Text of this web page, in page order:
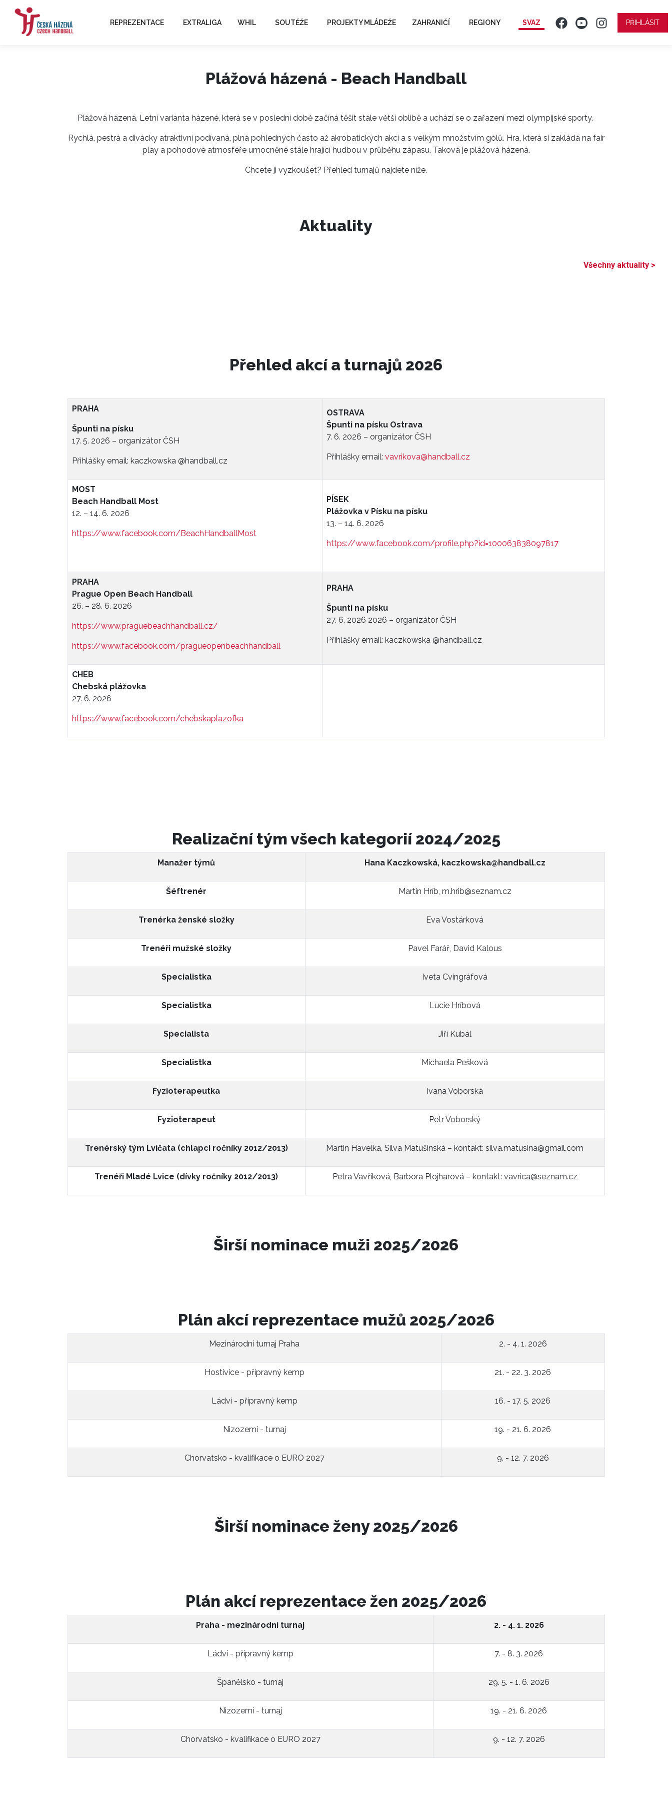
REPREZENTACE EXTRALIGA WHIL SOUTĚŽE PROJEKTY MLÁDEŽE ZAHRANIČÍ REGIONY SVAZ PŘIHLÁSIT
Plážová házená - Beach Handball
Plážová házená. Letní varianta házené, která se v poslední době začíná těšit stále větší oblibě a uchází se o zařazení mezi olympijské sporty.
Rychlá, pestrá a divácky atraktivní podívaná, plná pohledných často až akrobatických akcí a s velkým množstvím gólů. Hra, která si zakládá na fair
play a pohodové atmosféře umocněné stále hrající hudbou v průběhu zápasu. Taková je plážová házená.
Chcete ji vyzkoušet? Přehled turnajů najdete níže.
Aktuality
Všechny aktuality >
Přehled akcí a turnajů 2026
PRAHA
Špunti na písku
17. 5. 2026 – organizátor ČSH
Přihlášky email: kaczkowska @handball.cz
OSTRAVA
Špunti na písku Ostrava
7. 6. 2026 – organizátor ČSH
Přihlášky email: vavrikova@handball.cz
MOST
Beach Handball Most
12. – 14. 6. 2026
https://www.facebook.com/BeachHandballMost
PÍSEK
Plážovka v Písku na písku
13. – 14. 6. 2026
https://www.facebook.com/profile.php?id=100063838097817
PRAHA
Prague Open Beach Handball
26. – 28. 6. 2026
https://www.praguebeachhandball.cz/
https://www.facebook.com/pragueopenbeachhandball
PRAHA
Špunti na písku
27. 6. 2026 2026 – organizátor ČSH
Přihlášky email: kaczkowska @handball.cz
CHEB
Chebská plážovka
27. 6. 2026
https://www.facebook.com/chebskaplazofka
Realizační tým všech kategorií 2024/2025
Manažer týmů Hana Kaczkowská, kaczkowska@handball.cz
Šéftrenér Martin Hríb, m.hrib@seznam.cz
Trenérka ženské složky Eva Vostárková
Trenéři mužské složky Pavel Farář, David Kalous
Specialistka Iveta Cvingráfová
Specialistka Lucie Hríbová
Specialista Jiří Kubal
Specialistka Michaela Pešková
Fyzioterapeutka Ivana Voborská
Fyzioterapeut Petr Voborský
Trenérský tým Lvíčata (chlapci ročníky 2012/2013) Martin Havelka, Silva Matušinská – kontakt: silva.matusina@gmail.com
Trenéři Mladé Lvice (dívky ročníky 2012/2013) Petra Vavříková, Barbora Plojharová – kontakt: vavrica@seznam.cz
Širší nominace muži 2025/2026
Plán akcí reprezentace mužů 2025/2026
Mezinárodní turnaj Praha 2. - 4. 1. 2026
Hostivice - přípravný kemp 21. - 22. 3. 2026
Ládví - přípravný kemp 16. - 17. 5. 2026
Nizozemí - turnaj 19. - 21. 6. 2026
Chorvatsko - kvalifikace o EURO 2027 9. - 12. 7. 2026
Širší nominace ženy 2025/2026
Plán akcí reprezentace žen 2025/2026
Praha - mezinárodní turnaj 2. - 4. 1. 2026
Ládví - přípravný kemp 7. - 8. 3. 2026
Španělsko - turnaj 29. 5. - 1. 6. 2026
Nizozemí - turnaj 19. - 21. 6. 2026
Chorvatsko - kvalifikace o EURO 2027 9. - 12. 7. 2026